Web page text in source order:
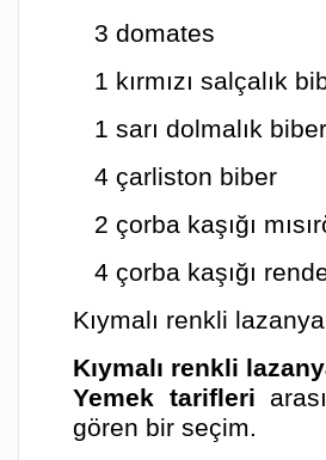
3 domates
1 kırmızı salçalık
1 sarı dolmalık biber
4 çarliston biber
2 çorba kaşığı
4 çorba kaşığı
Kıymalı renkli lazanya
Kıymalı renkli
Yemek tarifleri
gören bir seçim.